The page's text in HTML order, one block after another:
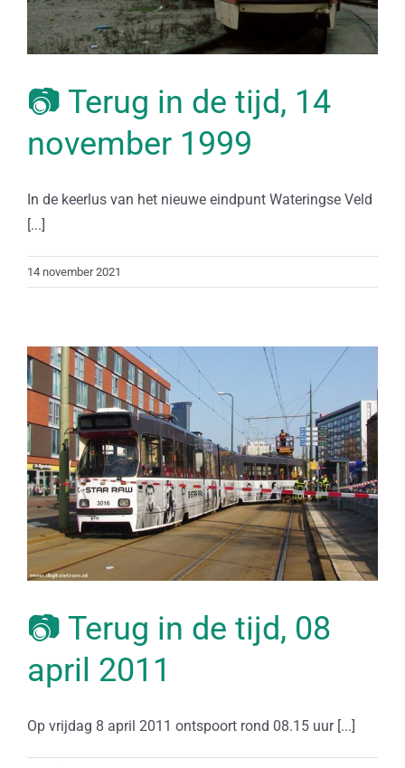
📷 Terug in de tijd, 14
november 1999
In de keerlus van het nieuwe eindpunt Wateringse Veld
[...]
14 november 2021
📷 Terug in de tijd, 08
april 2011
Op vrijdag 8 april 2011 ontspoort rond 08.15 uur [...]